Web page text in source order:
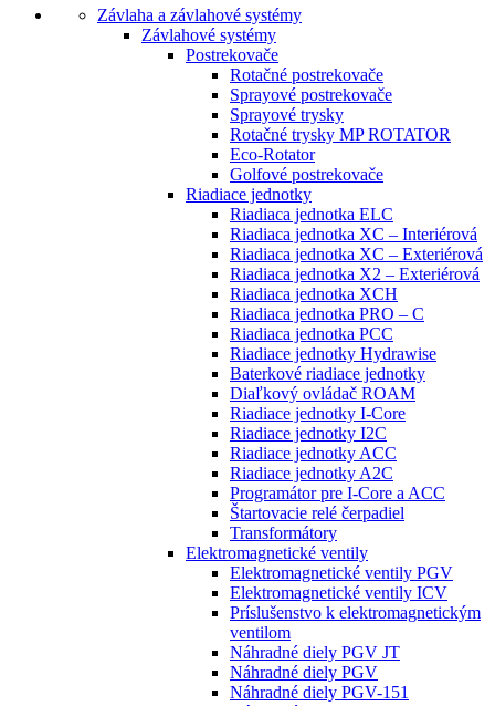
Závlaha a závlahové systémy
Závlahové systémy
Postrekovače
Rotačné postrekovače
Sprayové postrekovače
Sprayové trysky
Rotačné trysky MP ROTATOR
Eco-Rotator
Golfové postrekovače
Riadiace jednotky
Riadiaca jednotka ELC
Riadiaca jednotka XC – Interiérová
Riadiaca jednotka XC – Exteriérová
Riadiaca jednotka X2 – Exteriérová
Riadiaca jednotka XCH
Riadiaca jednotka PRO – C
Riadiaca jednotka PCC
Riadiace jednotky Hydrawise
Baterkové riadiace jednotky
Diaľkový ovládač ROAM
Riadiace jednotky I-Core
Riadiace jednotky I2C
Riadiace jednotky ACC
Riadiace jednotky A2C
Programátor pre I-Core a ACC
Štartovacie relé čerpadiel
Transformátory
Elektromagnetické ventily
Elektromagnetické ventily PGV
Elektromagnetické ventily ICV
Príslušenstvo k elektromagnetickým
ventilom
Náhradné diely PGV JT
Náhradné diely PGV
Náhradné diely PGV-151